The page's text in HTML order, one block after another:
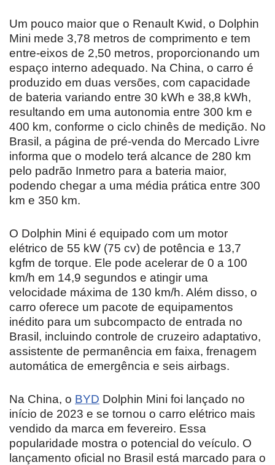
Um pouco maior que o Renault Kwid, o Dolphin
Mini mede 3,78 metros de comprimento e tem
entre-eixos de 2,50 metros, proporcionando um
espaço interno adequado. Na China, o carro é
produzido em duas versões, com capacidade
de bateria variando entre 30 kWh e 38,8 kWh,
resultando em uma autonomia entre 300 km e
400 km, conforme o ciclo chinês de medição. No
Brasil, a página de pré-venda do Mercado Livre
informa que o modelo terá alcance de 280 km
pelo padrão Inmetro para a bateria maior,
podendo chegar a uma média prática entre 300
km e 350 km.
O Dolphin Mini é equipado com um motor
elétrico de 55 kW (75 cv) de potência e 13,7
kgfm de torque. Ele pode acelerar de 0 a 100
km/h em 14,9 segundos e atingir uma
velocidade máxima de 130 km/h. Além disso, o
carro oferece um pacote de equipamentos
inédito para um subcompacto de entrada no
Brasil, incluindo controle de cruzeiro adaptativo,
assistente de permanência em faixa, frenagem
automática de emergência e seis airbags.
Na China, o BYD Dolphin Mini foi lançado no
início de 2023 e se tornou o carro elétrico mais
vendido da marca em fevereiro. Essa
popularidade mostra o potencial do veículo. O
lançamento oficial no Brasil está marcado para o